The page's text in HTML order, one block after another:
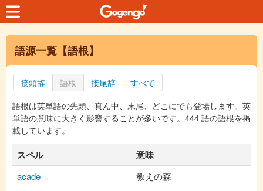
語源一覧【語根】
接頭辞 語根 接尾辞
すべて
語根は英単語の先頭、真ん中、末尾、どこにでも登場します。英
単語の意味に大きく影響することが多いです。444 語の語根を掲
載しています。
スペル 意味
acade
教えの森